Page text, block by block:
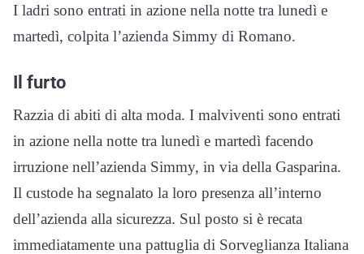
I ladri sono entrati in azione nella notte tra lunedì e
martedì, colpita l’azienda Simmy di Romano.
Il furto
Razzia di abiti di alta moda. I malviventi sono entrati
in azione nella notte tra lunedì e martedì facendo
irruzione nell’azienda Simmy, in via della Gasparina.
Il custode ha segnalato la loro presenza all’interno
dell’azienda alla sicurezza. Sul posto si è recata
immediatamente una pattuglia di Sorveglianza Italiana